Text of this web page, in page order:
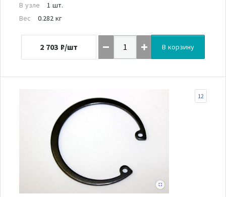
В узле
1 шт.
Вес
0.282 кг
2 703 ₽/шт В корзину
12